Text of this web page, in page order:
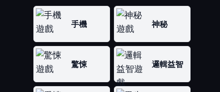
手機 神秘
驚悚 邏輯益智